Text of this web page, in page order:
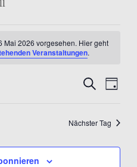
Mai 2026 vorgesehen. Hier geht
Veranstaltungen.
und
SucheTag
Nächster Tag